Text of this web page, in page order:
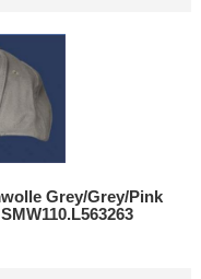
Grey/Grey/Pink